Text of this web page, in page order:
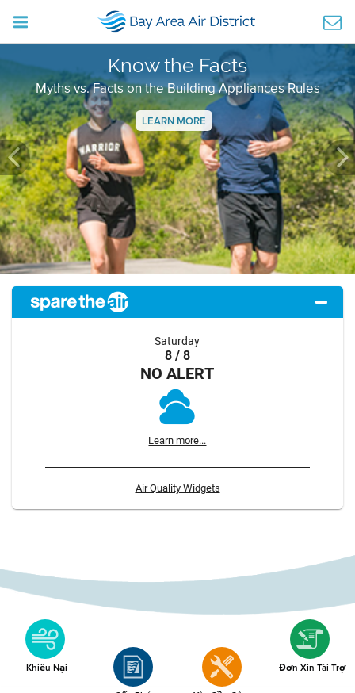
Know the Facts
Myths vs. Facts on the Building Appliances Rules
LEARN MORE
Previous
Saturday
8 / 8
NO ALERT
Learn more...
Air Quality Widgets
Khiếu Nại Đơn Xin Tài Trợ